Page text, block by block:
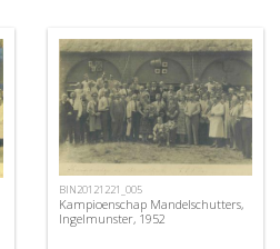
BIN20121221_005
Kampioenschap Mandelschutters,
Ingelmunster, 1952